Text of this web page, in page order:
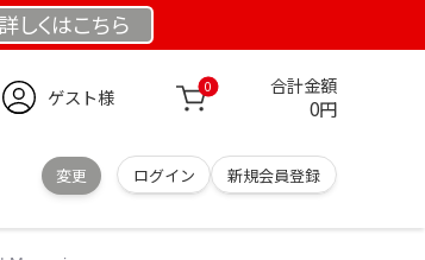
詳しくはこちら
ゲスト様 0 合計金額
0円
変更 ログイン 新規会員登録